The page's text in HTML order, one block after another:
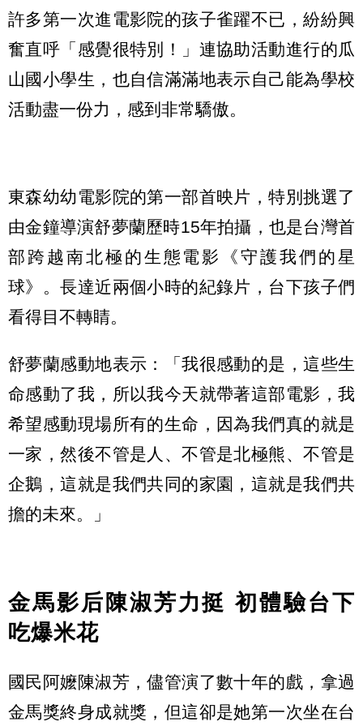
許多第一次進電影院的孩子雀躍不已，紛紛興
奮直呼「感覺很特別！」連協助活動進行的瓜
山國小學生，也自信滿滿地表示自己能為學校
活動盡一份力，感到非常驕傲。
東森幼幼電影院的第一部首映片，特別挑選了
由金鐘導演舒夢蘭歷時15年拍攝，也是台灣首
部跨越南北極的生態電影《守護我們的星
球》。長達近兩個小時的紀錄片，台下孩子們
看得目不轉睛。
舒夢蘭感動地表示：「我很感動的是，這些生
命感動了我，所以我今天就帶著這部電影，我
希望感動現場所有的生命，因為我們真的就是
一家，然後不管是人、不管是北極熊、不管是
企鵝，這就是我們共同的家園，這就是我們共
擔的未來。」
金馬影后陳淑芳力挺 初體驗台下
吃爆米花
國民阿嬤陳淑芳，儘管演了數十年的戲，拿過
金馬獎終身成就獎，但這卻是她第一次坐在台